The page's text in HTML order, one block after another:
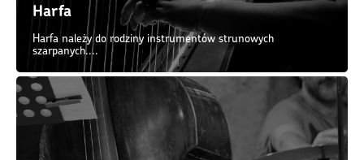
Harfa
Harfa należy do rodziny instrumentów strunowych
szarpanych....